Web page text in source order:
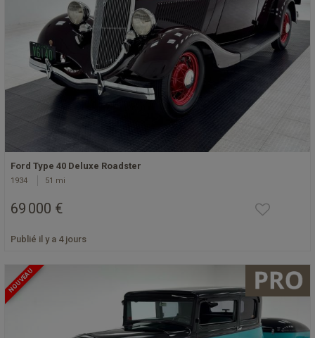
Ford Type 40 Deluxe Roadster
1934 51 mi
69 000 €
Publié il y a 4 jours
NOUVEAU